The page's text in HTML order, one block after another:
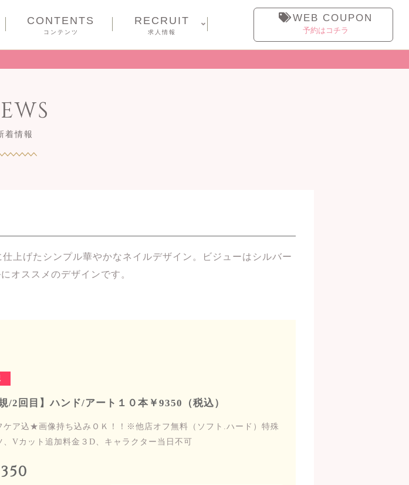
CONTENTS
コンテンツ
RECRUIT
求人情報
WEB COUPON
予約はコチラ
着情報
上げたシンプル華やかなネイルデザイン。ビジューはシルバー
オススメのデザインです。
規/2回目】ハンド/アート１０本￥9350（税込）
ア込★画像持ち込みＯＫ！！※他店オフ無料（ソフト.ハード）特殊
、Vカット追加料金３D、キャラクター当日不可